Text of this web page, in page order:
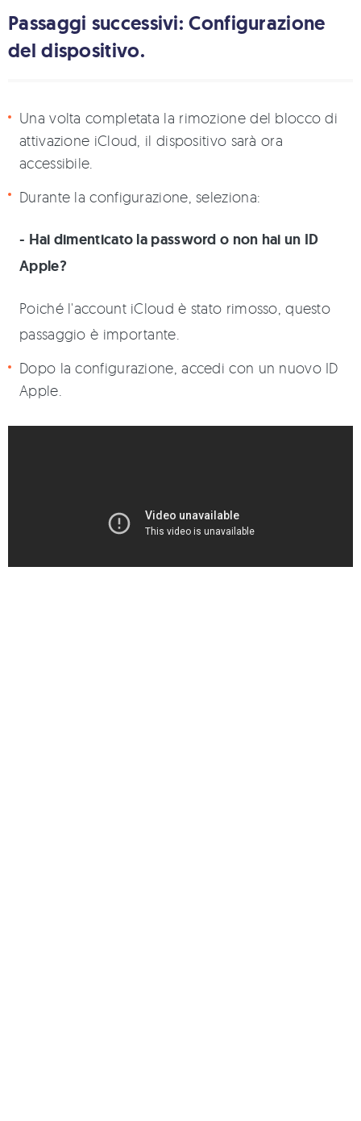
Passaggi successivi: Configurazione
del dispositivo.
Una volta completata la rimozione del blocco di
attivazione iCloud, il dispositivo sarà ora
accessibile.
Durante la configurazione, seleziona:
- Hai dimenticato la password o non hai un ID
Apple?
Poiché l'account iCloud è stato rimosso, questo
passaggio è importante.
Dopo la configurazione, accedi con un nuovo ID
Apple.